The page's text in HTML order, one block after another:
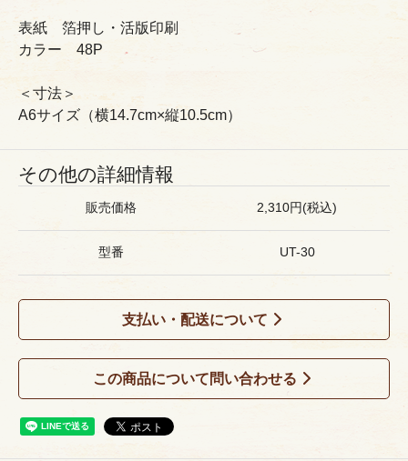
表紙 箔押し・活版印刷
カラー 48P
＜寸法＞
A6サイズ（横14.7cm×縦10.5cm）
その他の詳細情報
販売価格 2,310円(税込)
型番 UT-30
支払い・配送について
この商品について問い合わせる